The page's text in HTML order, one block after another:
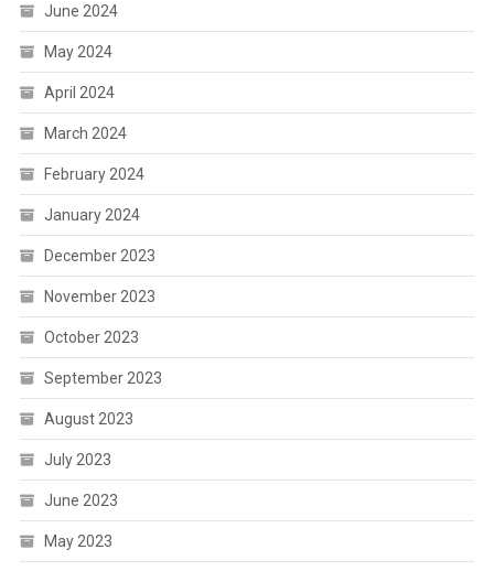
June 2024
May 2024
April 2024
March 2024
February 2024
January 2024
December 2023
November 2023
October 2023
September 2023
August 2023
July 2023
June 2023
May 2023